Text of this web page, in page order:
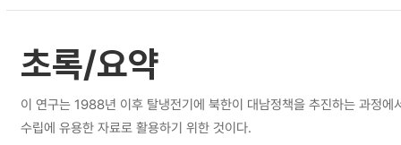
초록/요약
이 연구는 1988년 이후 탈냉전기에 북한이 대남정책을 추진하는 과정
수립에 유용한 자료로 활용하기 위한 것이다.